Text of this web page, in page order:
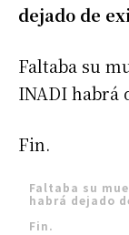
dejado de
Faltaba su
INADI habrá
Fin.
Faltaba su
habrá dejado
Fin.